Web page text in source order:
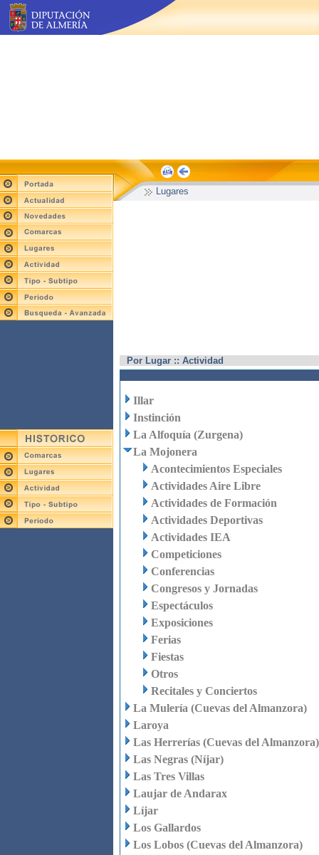
Lugares
Por Lugar :: Actividad
Illar
Instinción
La Alfoquía (Zurgena)
La Mojonera
Acontecimientos Especiales
Actividades Aire Libre
Actividades de Formación
Actividades Deportivas
Actividades IEA
Competiciones
Conferencias
Congresos y Jornadas
Espectáculos
Exposiciones
Ferias
Fiestas
Otros
Recitales y Conciertos
La Mulería (Cuevas del Almanzora)
Laroya
Las Herrerías (Cuevas del Almanzora)
Las Negras (Níjar)
Las Tres Villas
Laujar de Andarax
Líjar
Los Gallardos
Los Lobos (Cuevas del Almanzora)